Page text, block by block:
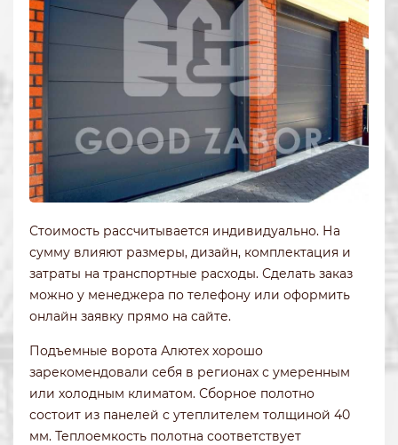
Стоимость рассчитывается индивидуально. На
сумму влияют размеры, дизайн, комплектация и
затраты на транспортные расходы. Сделать заказ
можно у менеджера по телефону или оформить
онлайн заявку прямо на сайте.
Подъемные ворота Алютех хорошо
зарекомендовали себя в регионах с умеренным
или холодным климатом. Сборное полотно
состоит из панелей с утеплителем толщиной 40
мм. Теплоемкость полотна соответствует